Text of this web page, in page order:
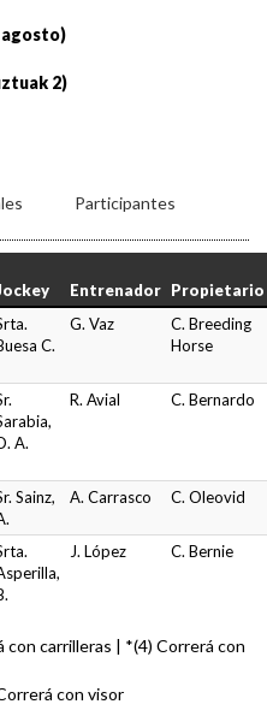
agosto)
2)
Participantes
Entrenador Propietario
C.
G. Vaz
C. Breeding
Horse
A.
R. Avial C. Bernardo
Sainz,
A. Carrasco C. Oleovid
J. López C. Bernie
con carrilleras | *(4) Correrá con
con visor